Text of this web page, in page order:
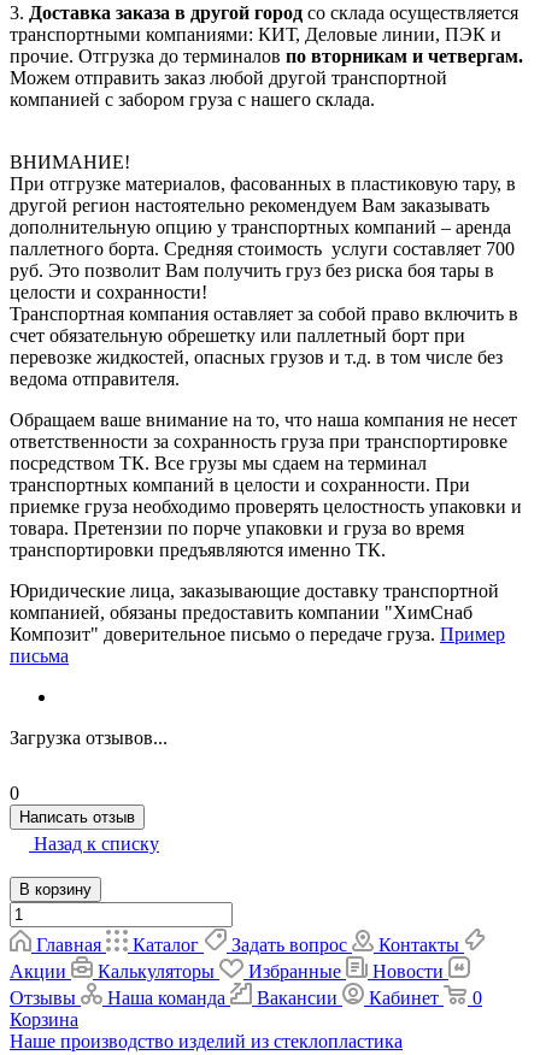
3. Доставка заказа в другой город со склада осуществляется
транспортными компаниями: КИТ, Деловые линии, ПЭК и
прочие. Отгрузка до терминалов по вторникам и четвергам.
Можем отправить заказ любой другой транспортной
компанией с забором груза с нашего склада.
ВНИМАНИЕ!
При отгрузке материалов, фасованных в пластиковую тару, в
другой регион настоятельно рекомендуем Вам заказывать
дополнительную опцию у транспортных компаний – аренда
паллетного борта. Средняя стоимость услуги составляет 700
руб. Это позволит Вам получить груз без риска боя тары в
целости и сохранности!
Транспортная компания оставляет за собой право включить в
счет обязательную обрешетку или паллетный борт при
перевозке жидкостей, опасных грузов и т.д. в том числе без
ведома отправителя.
Обращаем ваше внимание на то, что наша компания не несет
ответственности за сохранность груза при транспортировке
посредством ТК. Все грузы мы сдаем на терминал
транспортных компаний в целости и сохранности. При
приемке груза необходимо проверять целостность упаковки и
товара. Претензии по порче упаковки и груза во время
транспортировки предъявляются именно ТК.
Юридические лица, заказывающие доставку транспортной
компанией, обязаны предоставить компании "ХимСнаб
Композит" доверительное письмо о передаче груза. Пример
письма
Загрузка отзывов...
0
Написать отзыв
Назад к списку
В корзину
Главная Каталог Задать вопрос
Контакты
Акции
Калькуляторы Избранные
Новости
Отзывы
Наша команда Вакансии Кабинет
0
Корзина
Наше производство изделий из стеклопластика